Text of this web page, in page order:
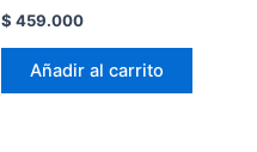
$ 459.000
Añadir al carrito